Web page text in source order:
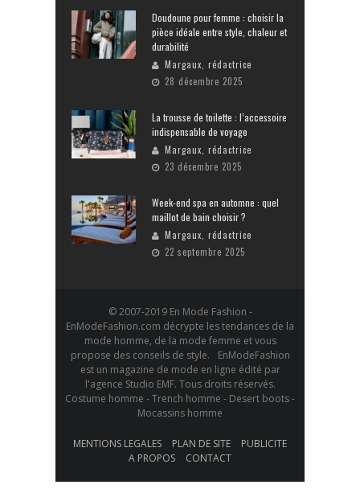
Doudoune pour femme : choisir la
pièce idéale entre style, chaleur et
durabilité
Margaux, rédactrice
28 décembre 2025
La trousse de toilette : l’accessoire
indispensable de voyage
Margaux, rédactrice
23 décembre 2025
Week-end spa en automne : quel
maillot de bain choisir ?
Margaux, rédactrice
22 septembre 2025
© 2007-2019 En Mode Fashion -
EnModeFashion.com décrypte les tendances de la
mode homme, de la mode femme et vous
propose des conseils de style. EnModeFashion
est un magazine de mode en ligne édité par
l'agence Studio EMF. Tous droits réservés.
Costume homme - Trench homme - Desert boots -
Mocassins homme
MENTIONS LEGALES PLAN DE SITE
PUBLICITE
A PROPOS
CONTACT